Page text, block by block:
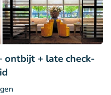
ontbijt + late check-